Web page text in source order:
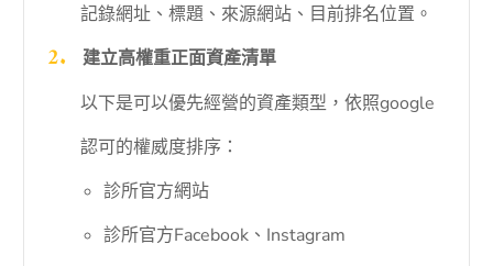
記錄網址、標題、來源網站、目前排名位置。
建立高權重正面資產清單
以下是可以優先經營的資產類型，依照google
認可的權威度排序：
診所官方網站
診所官方Facebook、Instagram